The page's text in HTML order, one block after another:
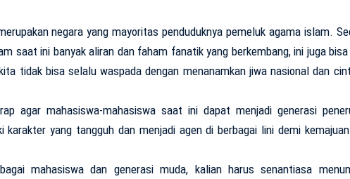
negara yang mayoritas penduduknya pemeluk agama islam.
saat ini banyak aliran dan faham fanatik yang berkembang, ini juga
tidak bisa selalu waspada dengan menanamkan jiwa nasional dan
agar mahasiswa-mahasiswa saat ini dapat menjadi generasi
karakter yang tangguh dan menjadi agen di berbagai lini demi
mahasiswa dan generasi muda, kalian harus senantiasa